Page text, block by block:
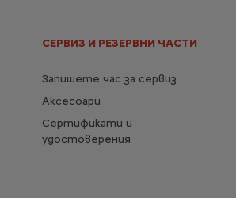
СЕРВИЗ И РЕЗЕРВНИ ЧАСТИ
Запишете час за сервиз
Аксесоари
Сертификати и
удостоверения